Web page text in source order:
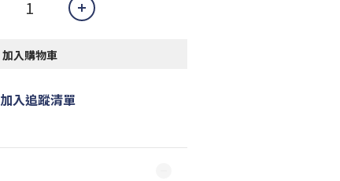
加入購物車
加入追蹤清單